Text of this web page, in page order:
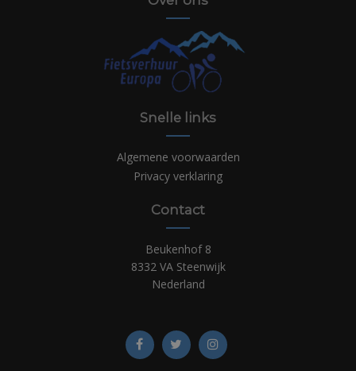
Snelle links
Algemene voorwaarden
Privacy verklaring
Contact
Beukenhof 8
8332 VA Steenwijk
Nederland